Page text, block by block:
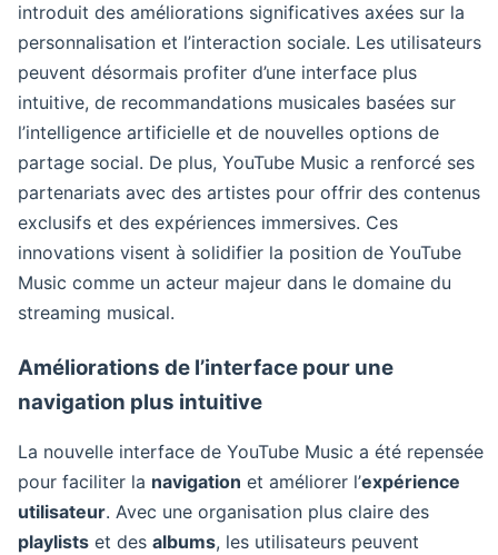
introduit des améliorations significatives axées sur la
personnalisation et l’interaction sociale. Les utilisateurs
peuvent désormais profiter d’une interface plus
intuitive, de recommandations musicales basées sur
l’intelligence artificielle et de nouvelles options de
partage social. De plus, YouTube Music a renforcé ses
partenariats avec des artistes pour offrir des contenus
exclusifs et des expériences immersives. Ces
innovations visent à solidifier la position de YouTube
Music comme un acteur majeur dans le domaine du
streaming musical.
Améliorations de l’interface pour une
navigation plus intuitive
La nouvelle interface de YouTube Music a été repensée
pour faciliter la navigation et améliorer l’expérience
utilisateur. Avec une organisation plus claire des
playlists et des albums, les utilisateurs peuvent